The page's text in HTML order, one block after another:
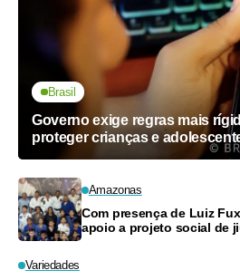
Brasil
Governo exige regras mais
proteger crianças e
Amazonas
Com presença de Luiz
apoio a projeto social de
Variedades